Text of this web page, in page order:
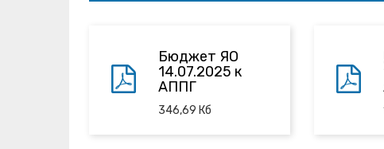
Бюджет ЯО
14.07.2025 к
АППГ
346,69 Кб